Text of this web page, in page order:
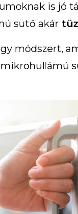
is jó
sütő akár
módszert,